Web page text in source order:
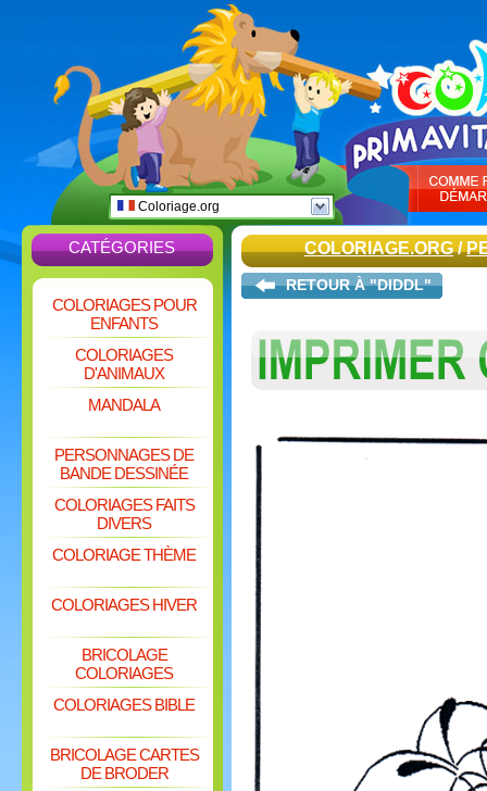
Coloriage.org
CATÉGORIES
COLORIAGES POUR
ENFANTS
COLORIAGES
D'ANIMAUX
MANDALA
PERSONNAGES DE
BANDE DESSINÉE
COLORIAGES FAITS
DIVERS
COLORIAGE THÈME
COLORIAGES HIVER
BRICOLAGE
COLORIAGES
COLORIAGES BIBLE
BRICOLAGE CARTES
DE BRODER
COLORIAGE.ORG/
RETOUR À "DIDDL"